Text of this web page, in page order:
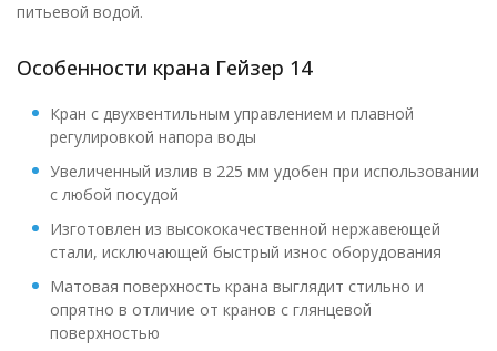
питьевой водой.
Особенности крана Гейзер 14
Кран с двухвентильным управлением и плавной
регулировкой напора воды
Увеличенный излив в 225 мм удобен при использовании
с любой посудой
Изготовлен из высококачественной нержавеющей
стали, исключающей быстрый износ оборудования
Матовая поверхность крана выглядит стильно и
опрятно в отличие от кранов с глянцевой
поверхностью